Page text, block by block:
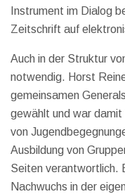
Instrument im Dialog
Zeitschrift auf
Auch in der Struktur
notwendig. Horst
gemeinsamen
gewählt und war
von
Ausbildung von
Seiten verantwortlich.
Nachwuchs in der